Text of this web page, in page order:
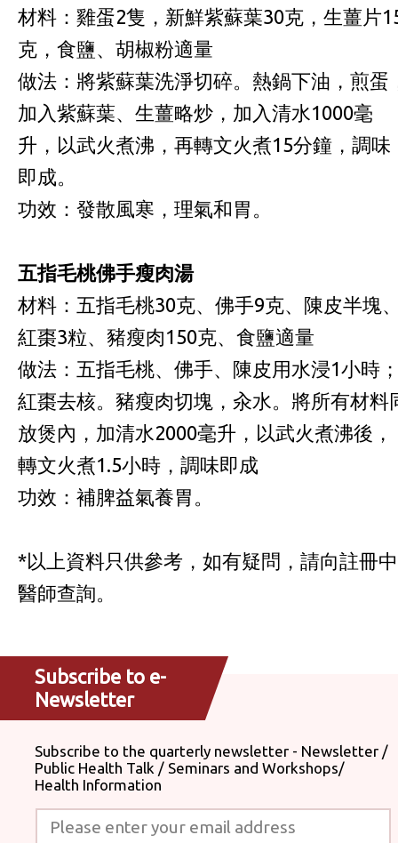
材料：雞蛋2隻，新鮮紫蘇葉30克，生薑片
克，食鹽、胡椒粉適量
做法：將紫蘇葉洗淨切碎。熱鍋下油，煎蛋
加入紫蘇葉、生薑略炒，加入清水1000毫
升，以武火煮沸，再轉文火煮15分鐘，調味
即成。
功效：發散風寒，理氣和胃。
五指毛桃佛手瘦肉湯
材料：五指毛桃30克、佛手9克、陳皮半塊
紅棗3粒、豬瘦肉150克、食鹽適量
做法：五指毛桃、佛手、陳皮用水浸1小時
紅棗去核。豬瘦肉切塊，汆水。將所有材料
放煲內，加清水2000毫升，以武火煮沸後，
轉文火煮1.5小時，調味即成
功效：補脾益氣養胃。
*以上資料只供參考，如有疑問，請向註冊中
醫師查詢。
Subscribe to e-
Newsletter
Subscribe to the quarterly newsletter - Newsletter /
Public Health Talk / Seminars and Workshops/
Health Information
Please enter your email address